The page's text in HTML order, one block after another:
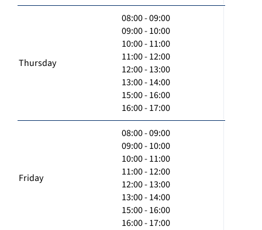
Thursday
08:00 - 09:00
09:00 - 10:00
10:00 - 11:00
11:00 - 12:00
12:00 - 13:00
13:00 - 14:00
15:00 - 16:00
16:00 - 17:00
Friday
08:00 - 09:00
09:00 - 10:00
10:00 - 11:00
11:00 - 12:00
12:00 - 13:00
13:00 - 14:00
15:00 - 16:00
16:00 - 17:00